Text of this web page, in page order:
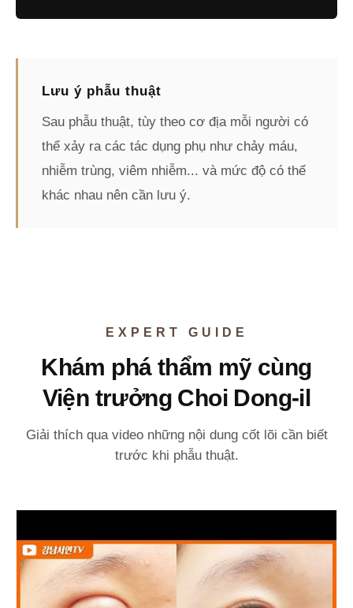
Lưu ý phẫu thuật
Sau phẫu thuật, tùy theo cơ địa mỗi người có
thể xảy ra các tác dụng phụ như chảy máu,
nhiễm trùng, viêm nhiễm... và mức độ có thể
khác nhau nên cần lưu ý.
EXPERT GUIDE
Khám phá thẩm mỹ cùng
Viện trưởng Choi Dong-il
Giải thích qua video những nội dung cốt lõi cần biết
trước khi phẫu thuật.